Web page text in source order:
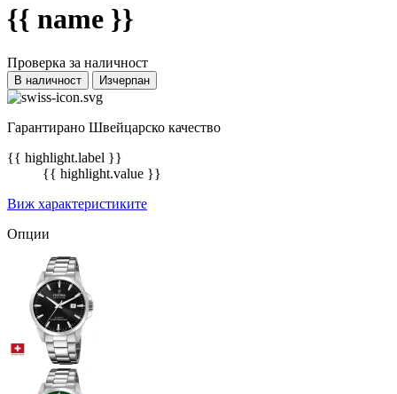
{{ name }}
Проверка за наличност
В наличност Изчерпан
Гарантирано Швейцарско качество
{{ highlight.label }}
{{ highlight.value }}
Виж характеристиките
Опции